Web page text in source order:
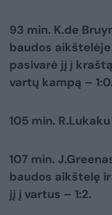
93 min. K.de
baudos
pasivarė jį į
vartų kampą – 1:0.
105 min.
107 min.
baudos aikštelę
jį į vartus – 1:2.